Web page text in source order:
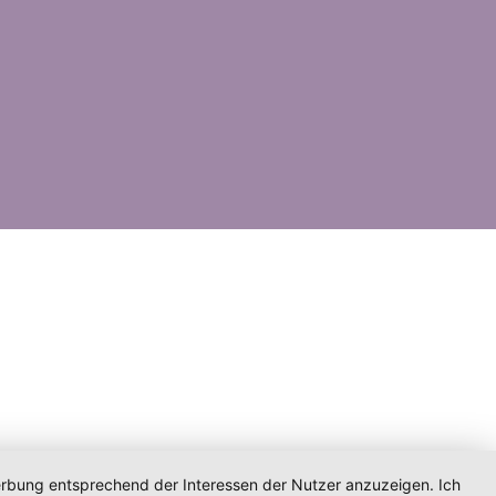
entsprechend der Interessen der Nutzer anzuzeigen. Ich